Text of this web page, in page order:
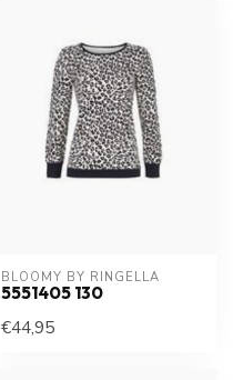
BLOOMY BY RINGELLA
5551405 130
€44,95